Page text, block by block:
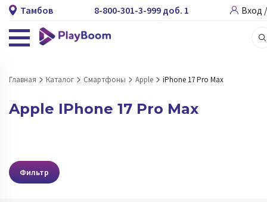
Тамбов 8-800-301-3-999 доб. 1 Вход
Главная Каталог Смартфоны Apple iPhone 17 Pro Max
Apple IPhone 17 Pro Max
Фильтр